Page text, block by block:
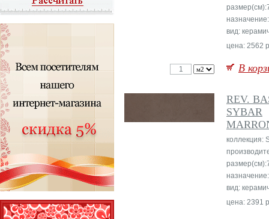
вид:
цена: 2562
В
REV.
SYBAR
коллекция:
вид:
цена: 2391